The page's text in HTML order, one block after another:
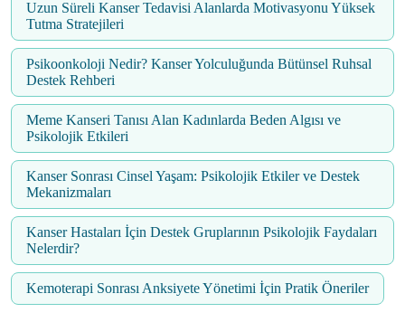
Uzun Süreli Kanser Tedavisi Alanlarda Motivasyonu Yüksek
Tutma Stratejileri
Psikoonkoloji Nedir? Kanser Yolculuğunda Bütünsel Ruhsal
Destek Rehberi
Meme Kanseri Tanısı Alan Kadınlarda Beden Algısı ve
Psikolojik Etkileri
Kanser Sonrası Cinsel Yaşam: Psikolojik Etkiler ve Destek
Mekanizmaları
Kanser Hastaları İçin Destek Gruplarının Psikolojik Faydaları
Nelerdir?
Kemoterapi Sonrası Anksiyete Yönetimi İçin Pratik Öneriler